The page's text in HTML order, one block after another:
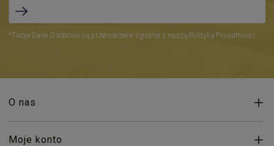
*Twoje Dane Osobowe są przetwarzane zgodnie z naszą Polityką Prywatności.
O nas
Moje konto